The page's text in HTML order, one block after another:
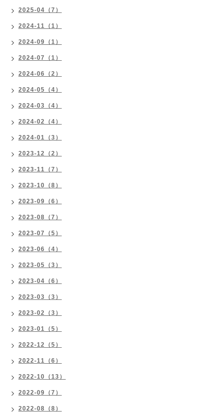
2025-04（7）
2024-11（1）
2024-09（1）
2024-07（1）
2024-06（2）
2024-05（4）
2024-03（4）
2024-02（4）
2024-01（3）
2023-12（2）
2023-11（7）
2023-10（8）
2023-09（6）
2023-08（7）
2023-07（5）
2023-06（4）
2023-05（3）
2023-04（6）
2023-03（3）
2023-02（3）
2023-01（5）
2022-12（5）
2022-11（6）
2022-10（13）
2022-09（7）
2022-08（8）